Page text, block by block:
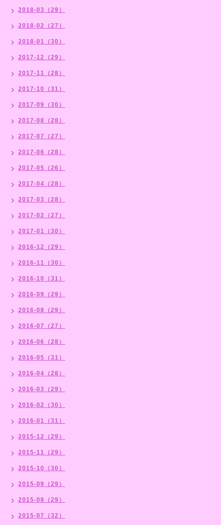
2018-03（29）
2018-02（27）
2018-01（30）
2017-12（29）
2017-11（28）
2017-10（31）
2017-09（30）
2017-08（28）
2017-07（27）
2017-06（28）
2017-05（26）
2017-04（28）
2017-03（28）
2017-02（27）
2017-01（30）
2016-12（29）
2016-11（30）
2016-10（31）
2016-09（29）
2016-08（29）
2016-07（27）
2016-06（28）
2016-05（31）
2016-04（28）
2016-03（29）
2016-02（30）
2016-01（31）
2015-12（29）
2015-11（29）
2015-10（30）
2015-09（29）
2015-08（29）
2015-07（32）